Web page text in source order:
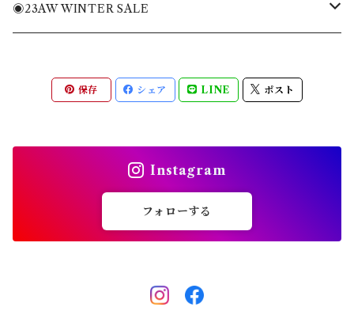
ブルゾン・ジャケット
全てのアイテム
ニット・ニットベスト
パンツ・ショートパンツ
スカート・ワンピース
キャディバッグ
キャップ・バイザー
ソックス
MENS APPAREL
◉23AW WINTER SALE
WOMENS
ACC
保存 シェア LINE ポスト
Instagram
フォローする